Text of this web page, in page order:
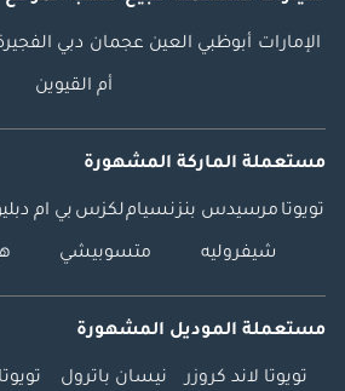
الإمارات أبوظبي العين عجمان دبي
أم القيوين
مستعملة الماركة المشهورة
تويوتا مرسيدس بنزنسياملكزس بي ام
شيفروليه متسوبيشي
مستعملة الموديل المشهورة
تويوتا لاند كروزر نيسان باترول